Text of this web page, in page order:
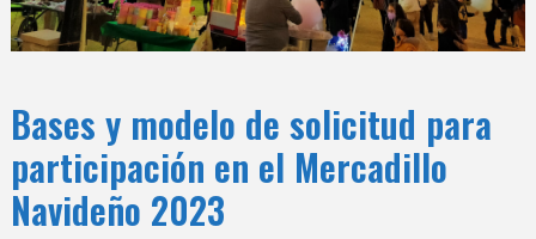
Bases y modelo de solicitud para
participación en el Mercadillo
Navideño 2023